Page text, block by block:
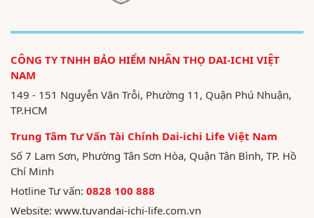
CÔNG TY TNHH BẢO HIỂM NHÂN THỌ DAI-ICHI VIỆT
NAM
149 - 151 Nguyễn Văn Trỗi, Phường 11, Quận Phú Nhuận,
TP.HCM
Trung Tâm Tư Vấn Tài Chính Dai-ichi Life Việt Nam
Số 7 Lam Sơn, Phường Tân Sơn Hòa, Quận Tân Bình, TP. Hồ
Chí Minh
Hotline Tư vấn: 0828 100 888
Website: www.tuvandai-ichi-life.com.vn